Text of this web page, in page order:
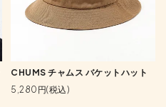
CHUMS チャムス バケットハット
5,280円(税込)